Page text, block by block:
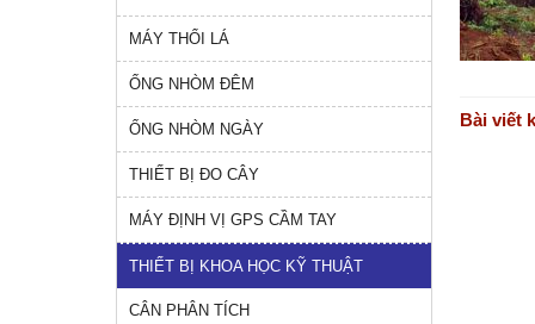
MÁY THỔI LÁ
ỐNG NHÒM ĐÊM
ỐNG NHÒM NGÀY
THIẾT BỊ ĐO CÂY
MÁY ĐỊNH VỊ GPS CẦM TAY
THIẾT BỊ KHOA HỌC KỸ THUẬT
CÂN PHÂN TÍCH
Bài viết